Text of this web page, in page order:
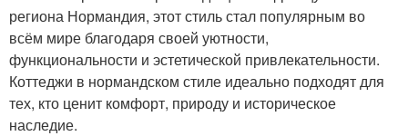
региона Нормандия, этот стиль стал популярным во
всём мире благодаря своей уютности,
функциональности и эстетической привлекательности.
Коттеджи в нормандском стиле идеально подходят для
тех, кто ценит комфорт, природу и историческое
наследие.